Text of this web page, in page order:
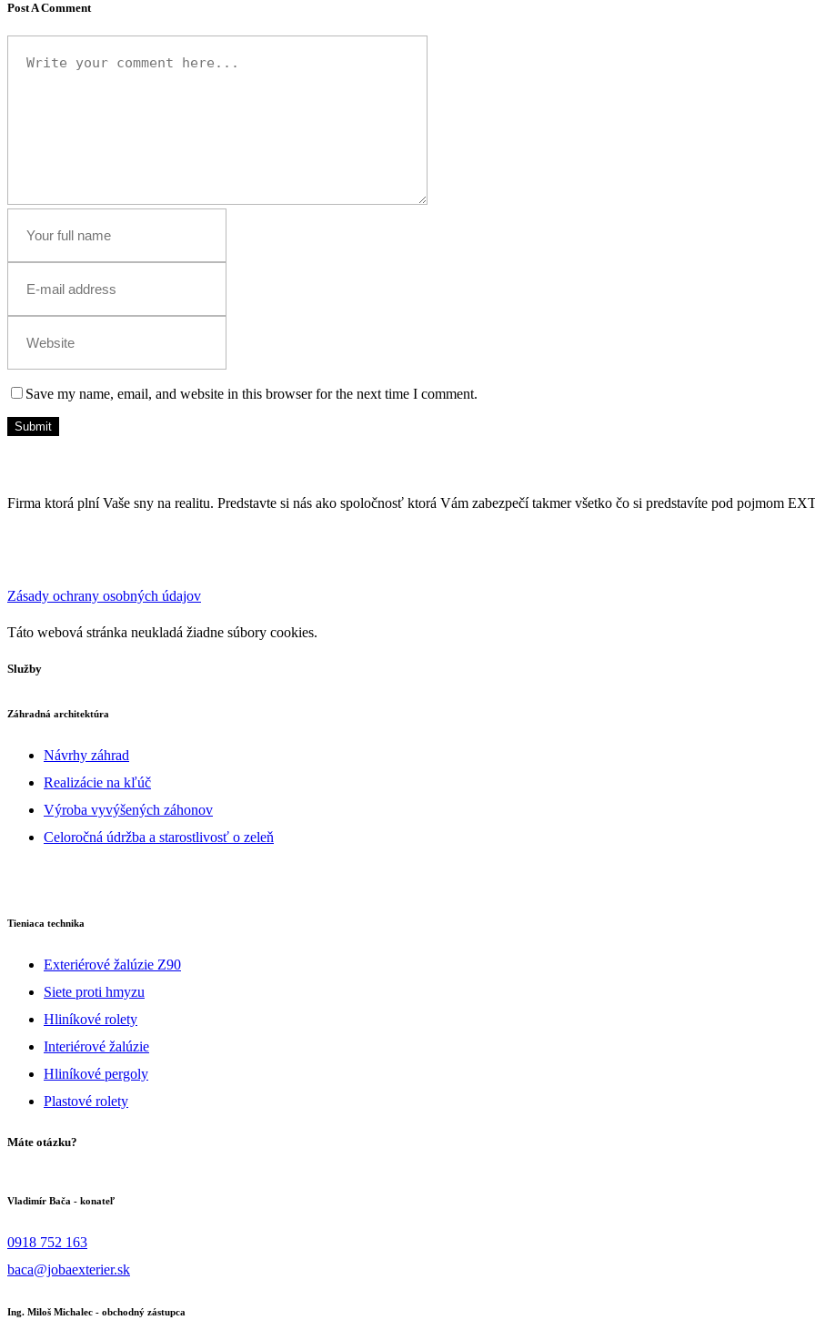
Post A Comment
Save my name, email, and website in this browser for the next time I comment.
Firma ktorá plní Vaše sny na realitu. Predstavte si nás ako spoločnosť ktorá Vám zabezpečí takmer všetko čo si predstavíte pod pojmom
Zásady ochrany osobných údajov
Táto webová stránka neukladá žiadne súbory cookies.
Služby
Záhradná architektúra
Návrhy záhrad
Realizácie na kľúč
Výroba vyvýšených záhonov
Celoročná údržba a starostlivosť o zeleň
Tieniaca technika
Exteriérové žalúzie Z90
Siete proti hmyzu
Hliníkové rolety
Interiérové žalúzie
Hliníkové pergoly
Plastové rolety
Máte otázku?
Vladimír Bača - konateľ
0918 752 163
baca@jobaexterier.sk
Ing. Miloš Michalec - obchodný zástupca